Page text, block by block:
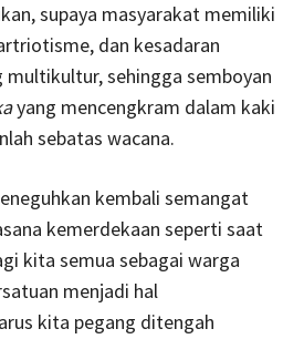
supaya masyarakat memiliki
dan kesadaran
multikultur, sehingga semboyan
yang mencengkram dalam kaki
sebatas wacana.
kembali semangat
kemerdekaan seperti saat
kita semua sebagai warga
menjadi hal
kita pegang ditengah